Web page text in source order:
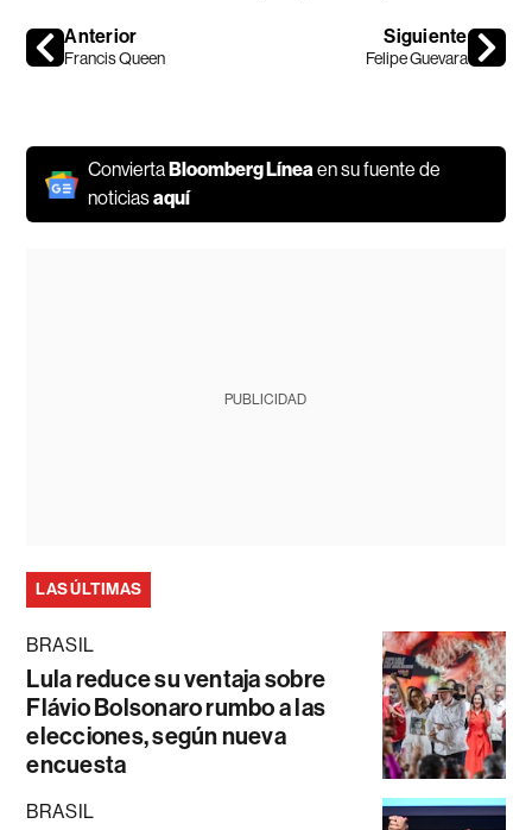
Anterior
Francis Queen
Siguiente
Felipe Guevara
ConviertaBloomberg Líneaen su fuente de
noticiasaquí
PUBLICIDAD
LAS ÚLTIMAS
BRASIL
Lula reduce su ventaja sobre
Flávio Bolsonaro rumbo a las
elecciones, según nueva
encuesta
BRASIL